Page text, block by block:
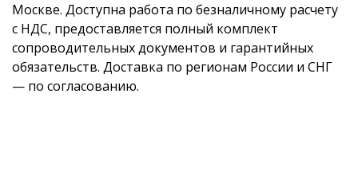
Москве. Доступна работа по безналичному расчету
с НДС, предоставляется полный комплект
сопроводительных документов и гарантийных
обязательств. Доставка по регионам России и СНГ
— по согласованию.